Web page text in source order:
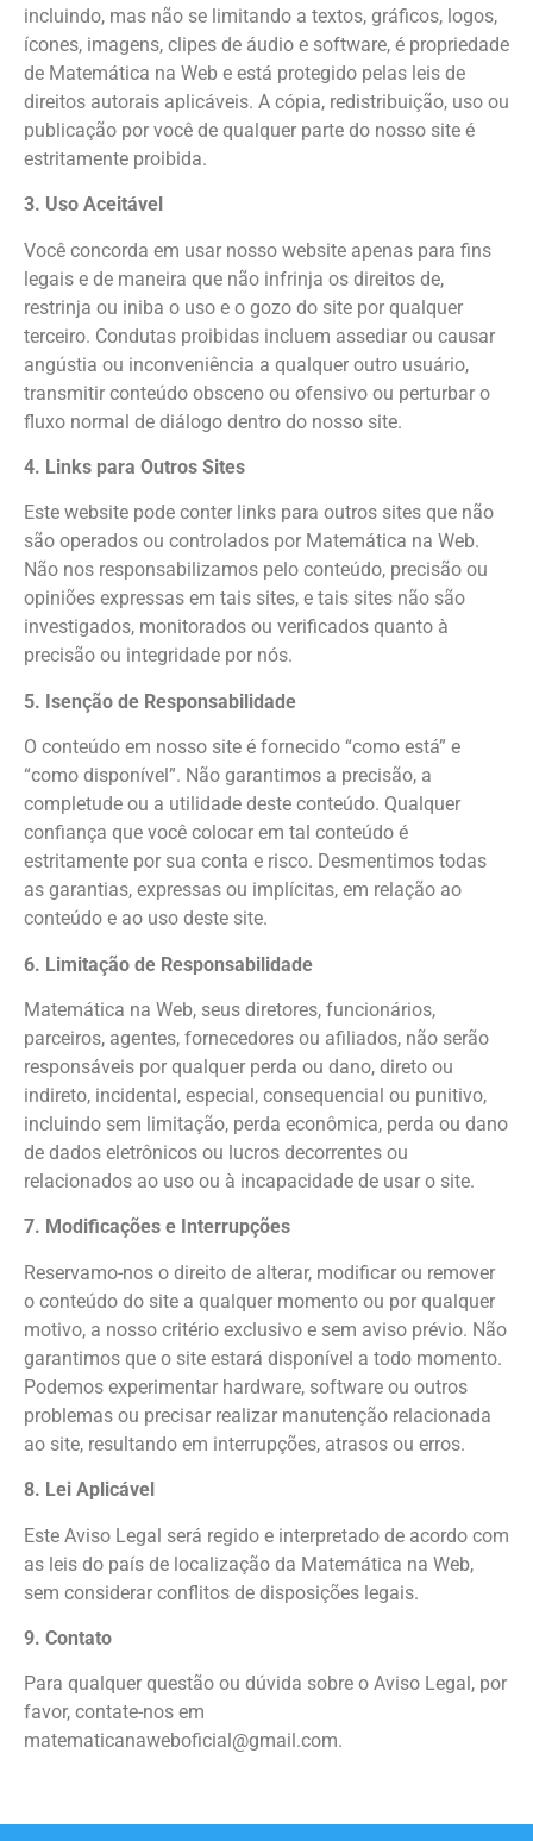
incluindo, mas não se limitando a textos, gráficos, logos,
ícones, imagens, clipes de áudio e software, é propriedade
de Matemática na Web e está protegido pelas leis de
direitos autorais aplicáveis. A cópia, redistribuição, uso ou
publicação por você de qualquer parte do nosso site é
estritamente proibida.
3. Uso Aceitável
Você concorda em usar nosso website apenas para fins
legais e de maneira que não infrinja os direitos de,
restrinja ou iniba o uso e o gozo do site por qualquer
terceiro. Condutas proibidas incluem assediar ou causar
angústia ou inconveniência a qualquer outro usuário,
transmitir conteúdo obsceno ou ofensivo ou perturbar o
fluxo normal de diálogo dentro do nosso site.
4. Links para Outros Sites
Este website pode conter links para outros sites que não
são operados ou controlados por Matemática na Web.
Não nos responsabilizamos pelo conteúdo, precisão ou
opiniões expressas em tais sites, e tais sites não são
investigados, monitorados ou verificados quanto à
precisão ou integridade por nós.
5. Isenção de Responsabilidade
O conteúdo em nosso site é fornecido “como está” e
“como disponível”. Não garantimos a precisão, a
completude ou a utilidade deste conteúdo. Qualquer
confiança que você colocar em tal conteúdo é
estritamente por sua conta e risco. Desmentimos todas
as garantias, expressas ou implícitas, em relação ao
conteúdo e ao uso deste site.
6. Limitação de Responsabilidade
Matemática na Web, seus diretores, funcionários,
parceiros, agentes, fornecedores ou afiliados, não serão
responsáveis por qualquer perda ou dano, direto ou
indireto, incidental, especial, consequencial ou punitivo,
incluindo sem limitação, perda econômica, perda ou dano
de dados eletrônicos ou lucros decorrentes ou
relacionados ao uso ou à incapacidade de usar o site.
7. Modificações e Interrupções
Reservamo-nos o direito de alterar, modificar ou remover
o conteúdo do site a qualquer momento ou por qualquer
motivo, a nosso critério exclusivo e sem aviso prévio. Não
garantimos que o site estará disponível a todo momento.
Podemos experimentar hardware, software ou outros
problemas ou precisar realizar manutenção relacionada
ao site, resultando em interrupções, atrasos ou erros.
8. Lei Aplicável
Este Aviso Legal será regido e interpretado de acordo com
as leis do país de localização da Matemática na Web,
sem considerar conflitos de disposições legais.
9. Contato
Para qualquer questão ou dúvida sobre o Aviso Legal, por
favor, contate-nos em
matematicanaweboficial@gmail.com.